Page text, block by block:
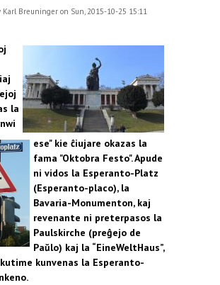
Karl Breuninger on Sun, 2015-10-25 15:11
la
ese" kie ĉiujare okazas la
fama "Oktobra Festo". Apude
ni vidos la Esperanto-Platz
(Esperanto-placo), la
Bavaria-Monumenton, kaj
revenante ni preterpasos la
Paulskirche (preĝejo de
Paŭlo) kaj la “EineWeltHaus”,
kunvenas la Esperanto-